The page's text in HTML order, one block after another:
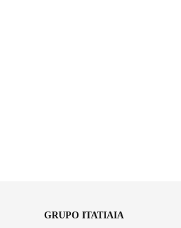
GRUPO ITATIAIA